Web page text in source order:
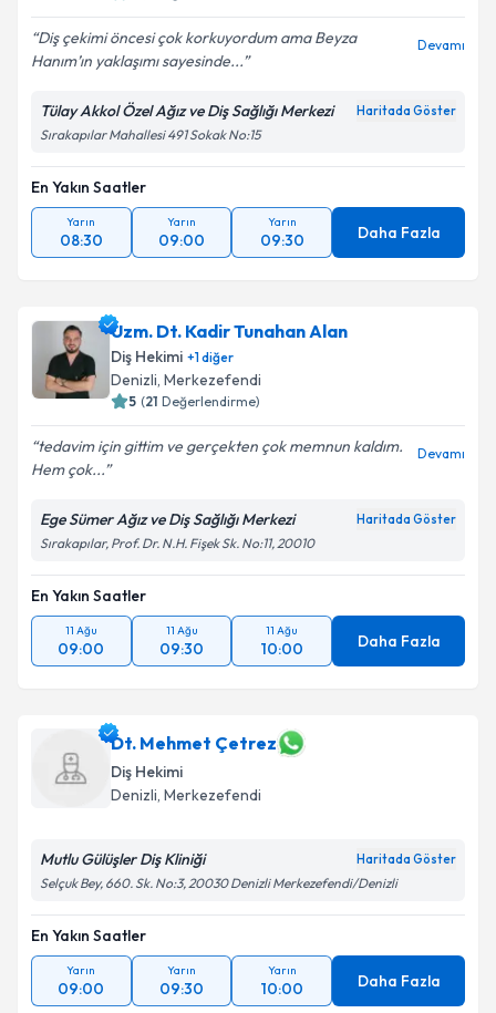
Diş çekimi öncesi çok korkuyordum ama Beyza
Hanım’ın yaklaşımı sayesinde...
Devamı
Tülay Akkol Özel Ağız ve Diş Sağlığı Merkezi Haritada Göster
Sırakapılar Mahallesi 491 Sokak No:15
En Yakın Saatler
Yarın
08:30
Yarın
09:00
Yarın
09:30 Daha Fazla
Uzm. Dt. Kadir Tunahan Alan
Diş Hekimi +1diğer
Denizli, Merkezefendi
5 (21 Değerlendirme)
tedavim için gittim ve gerçekten çok memnun kaldım.
Hem çok...
Devamı
Ege Sümer Ağız ve Diş Sağlığı Merkezi Haritada Göster
Sırakapılar, Prof. Dr. N.H. Fişek Sk. No:11, 20010
En Yakın Saatler
11 Ağu
09:00
11 Ağu
09:30
11 Ağu
10:00 Daha Fazla
Dt. Mehmet Çetrez
Diş Hekimi
Denizli, Merkezefendi
Mutlu Gülüşler Diş Kliniği Haritada Göster
Selçuk Bey, 660. Sk. No:3, 20030 Denizli Merkezefendi/Denizli
En Yakın Saatler
Yarın
09:00
Yarın
09:30
Yarın
10:00 Daha Fazla